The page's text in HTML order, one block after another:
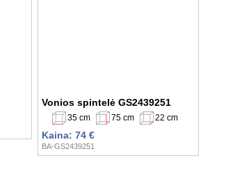
Vonios spintelė GS2439251
35 cm 75 cm 22 cm
Kaina: 74 €
BA-GS2439251